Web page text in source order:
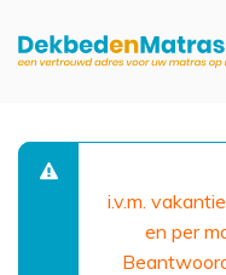
i.v.m.
en per